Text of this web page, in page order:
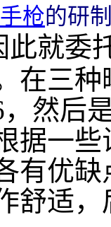
枪的研
此就委
在三
，然后
据一
有优缺
舒适